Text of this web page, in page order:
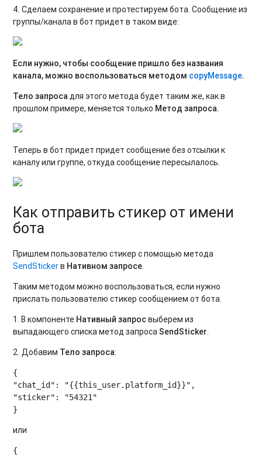
4. Сделаем сохранение и протестируем бота. Сообщение из
группы/канала в бот придет в таком виде:
Если нужно, чтобы сообщение пришло без названия
канала, можно воспользоваться методом copyMessage.
Тело запросадля этого метода будет таким же, как в
прошлом примере, меняется только Метод запроса.
Теперь в бот придет придет сообщение без отсылки к
каналу или группе, откуда сообщение пересылалось.
Как отправить стикер от имени
бота
Пришлем пользователю стикер с помощью метода
SendStickerв Нативном запросе.
Таким методом можно воспользоваться, если нужно
прислать пользователю стикер сообщением от бота.
1. В компоненте Нативный запросвыберем из
выпадающего списка метод запросаSendSticker.
2. Добавим Тело запроса:
{
"chat_id": "{{this_user.platform_id}}",
"sticker": "54321"
или
{